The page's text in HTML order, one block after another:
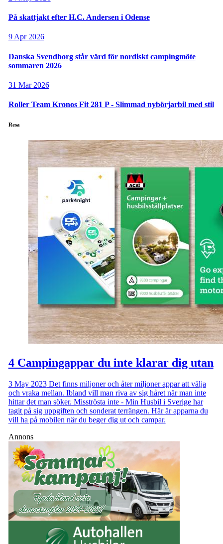
På skattjakt efter H.C. Andersen i Odense
9 Apr 2026
Danska Svendborg står värd för nordiskt campingmöte
sommaren 2026
31 Mar 2026
Roller Team Kronos Fit 281 P - Slimmad nybörjarbil med stil
Resa
4 Campingappar du inte klarar dig utan
3 May 2023Det finns miljoner och åter miljoner appar att välja
och vraka mellan. Ibland vill man riva av sig håret när man inte
hittar det man söker. Misströsta inte - Min Husbil i Sverige har
tagit på sig uppgiften och sonderat terrängen. Här är apparna du
vill ha på mobilen när du beger dig ut och campar.
Annons